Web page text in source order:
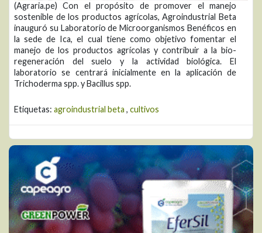
(Agraria.pe) Con el propósito de promover el manejo
sostenible de los productos agrícolas, Agroindustrial Beta
inauguró su Laboratorio de Microorganismos Benéficos en
la sede de Ica, el cual tiene como objetivo fomentar el
manejo de los productos agrícolas y contribuir a la bio-
regeneración del suelo y la actividad biológica. El
laboratorio se centrará inicialmente en la aplicación de
Trichoderma spp. y Bacillus spp.
Etiquetas: agroindustrial beta , cultivos